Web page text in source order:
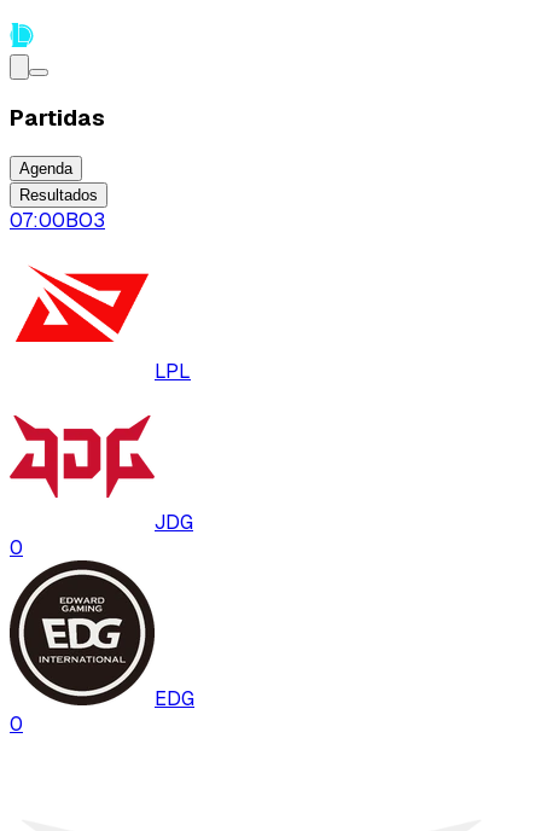
Partidas
Agenda
Resultados
07:00BO3
LPL
JDG
0
EDG
0